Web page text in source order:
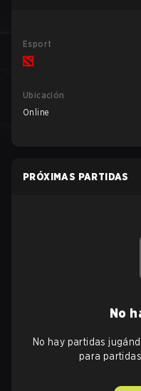
Esport
Ubicación
Online
PRÓXIMAS PARTIDAS
No
No hay partidas
para